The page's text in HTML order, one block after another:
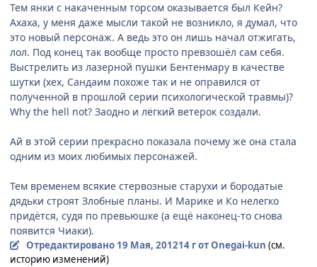
Тем янки с накаченным торсом оказывается был Кейн?
Ахаха, у меня даже мысли такой не возникло, я думал, что
это новый персонаж. А ведь это он лишь начал отжигать,
лол. Под конец так вообще просто превзошёл сам себя.
Выстрелить из лазерной пушки Бентенмару в качестве
шутки (хех, Сандаим похоже так и не оправился от
полученной в прошлой серии психологической травмы)?
Why the hell not? Заодно и лёгкий ветерок создали.
Ай в этой серии прекрасно показала почему же она стала
одним из моих любимых персонажей.
Тем временем всякие стервозные старухи и бородатые
дядьки строят Злобные планы. И Марике и Ко нелегко
придётся, судя по превьюшке (а ещё наконец-то снова
появится Чиаки).
Отредактировано 19 Мая, 201214 гот Onegai-kun (см.
историю изменений)